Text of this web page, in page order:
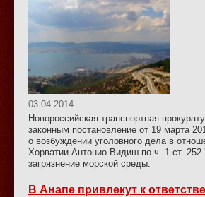
03.04.2014
Новороссийская транспортная
законным постановление от 19 марта
о возбуждении уголовного дела в
Хорватии Антонио Видиш по ч. 1 ст.
загрязнение морской среды.
В Анапе привлекут к